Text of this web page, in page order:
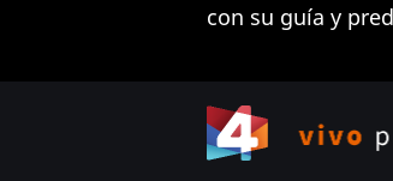
con su guía y